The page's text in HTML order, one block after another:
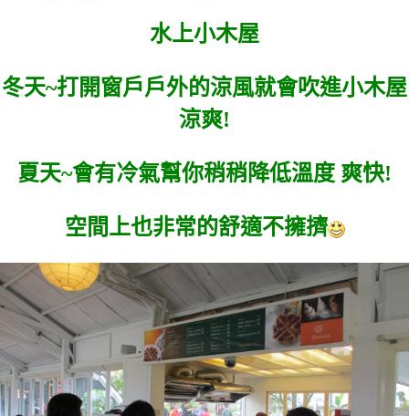
水上小木屋
冬天~打開窗戶戶外的涼風就會吹進小木屋
涼爽!
夏天~會有冷氣幫你稍稍降低溫度 爽快!
空間上也非常的舒適不擁擠